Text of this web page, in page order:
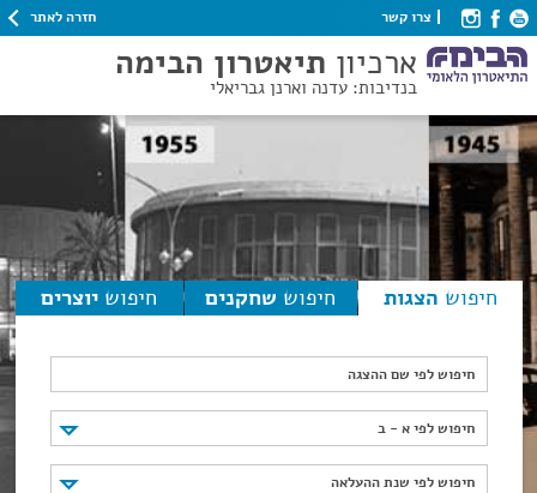
צרו קשר חזרה לאתר
ארכיון תיאטרון הבימה
בנדיבות: עדנה וארנן גבריאלי
חיפוש הצגות חיפוש שחקנים חיפוש יוצרים
חיפוש לפי שם ההצגה
חיפוש לפי א - ב
חיפוש לפי א - ב
חיפוש לפי שנת ההעלאה
חיפוש לפי שנת ההעלאה